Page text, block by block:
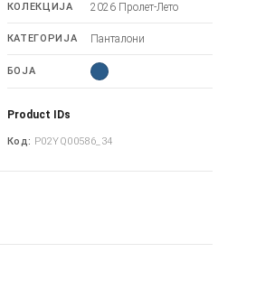
КОЛЕКЦИЈА 2026 Пролет-Лето
КАТЕГОРИЈА Панталони
БОЈА
Product IDs
Код: P02YQ00586_34